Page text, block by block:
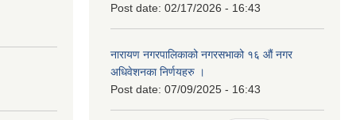
Post date: 02/17/2026 - 16:43
नारायण नगरपालिकाको नगरसभाको १६ औं नगर
अधिवेशनका निर्णयहरु ।
Post date: 07/09/2025 - 16:43